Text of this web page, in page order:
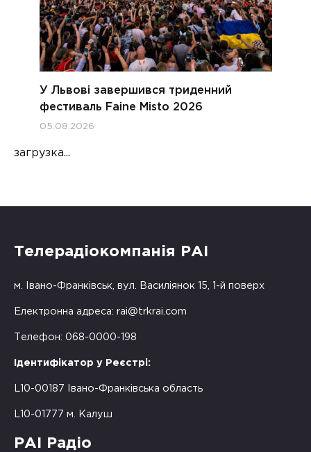
У Львові завершився триденний
фестиваль Faine Misto 2026
05.08.2026
загрузка...
Телерадіокомпанія РАІ
м. Івано-Франківськ, вул. Василіянок 15, 1-й поверх
Електронна адреса: rai@trkrai.com
Телефон: 068-0000-198
Ідентифікатор у Реєстрі:
L10-00187 Івано-Франківська область
L10-01777 м. Калуш
РАІ Радіо